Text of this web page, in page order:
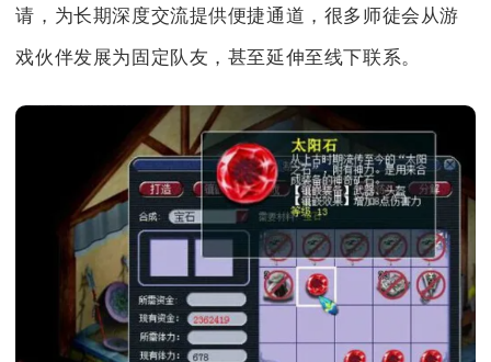
请，为长期深度交流提供便捷通道，很多师徒会从游
戏伙伴发展为固定队友，甚至延伸至线下联系。